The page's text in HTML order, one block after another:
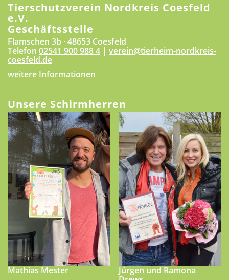
Tierschutzverein Nordkreis Coesfeld
e.V.
Geschäftsstelle
Flamschen 3b · 48653 Coesfeld
Telefon 02541 900 988 4 | verein@tierheim-nordkreis-
coesfeld.de
weitere Informationen
Unsere Schirmherren
Mathias Mester
Jürgen und Ramona